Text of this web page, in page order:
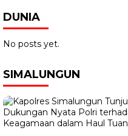
DUNIA
No posts yet.
SIMALUNGUN